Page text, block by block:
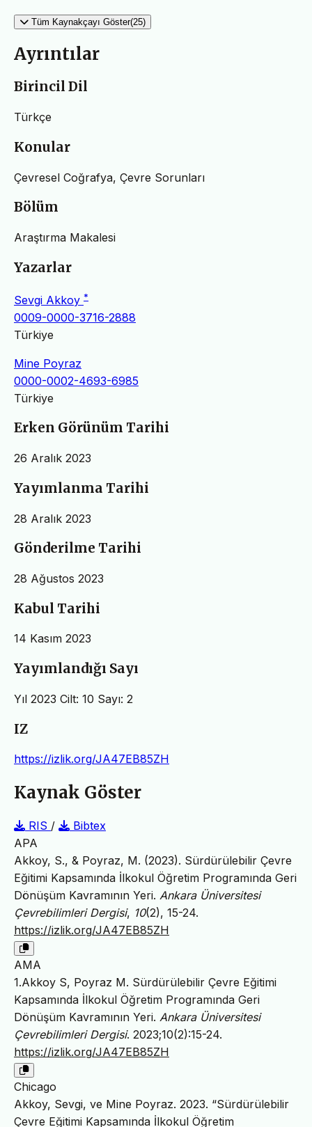
Tüm Kaynakçayı Göster(25)
Ayrıntılar
Birincil Dil
Türkçe
Konular
Çevresel Coğrafya, Çevre Sorunları
Bölüm
Araştırma Makalesi
Yazarlar
Sevgi Akkoy *
0009-0000-3716-2888
Türkiye
Mine Poyraz
0000-0002-4693-6985
Türkiye
Erken Görünüm Tarihi
26 Aralık 2023
Yayımlanma Tarihi
28 Aralık 2023
Gönderilme Tarihi
28 Ağustos 2023
Kabul Tarihi
14 Kasım 2023
Yayımlandığı Sayı
Yıl 2023 Cilt: 10 Sayı: 2
IZ
https://izlik.org/JA47EB85ZH
Kaynak Göster
RIS /
Bibtex
APA
Akkoy, S., & Poyraz, M. (2023). Sürdürülebilir Çevre
Eğitimi Kapsamında İlkokul Öğretim Programında Geri
Dönüşüm Kavramının Yeri. Ankara Üniversitesi
Çevrebilimleri Dergisi, 10(2), 15-24.
https://izlik.org/JA47EB85ZH
AMA
1.Akkoy S, Poyraz M. Sürdürülebilir Çevre Eğitimi
Kapsamında İlkokul Öğretim Programında Geri
Dönüşüm Kavramının Yeri. Ankara Üniversitesi
Çevrebilimleri Dergisi. 2023;10(2):15-24.
https://izlik.org/JA47EB85ZH
Chicago
Akkoy, Sevgi, ve Mine Poyraz. 2023. “Sürdürülebilir
Çevre Eğitimi Kapsamında İlkokul Öğretim